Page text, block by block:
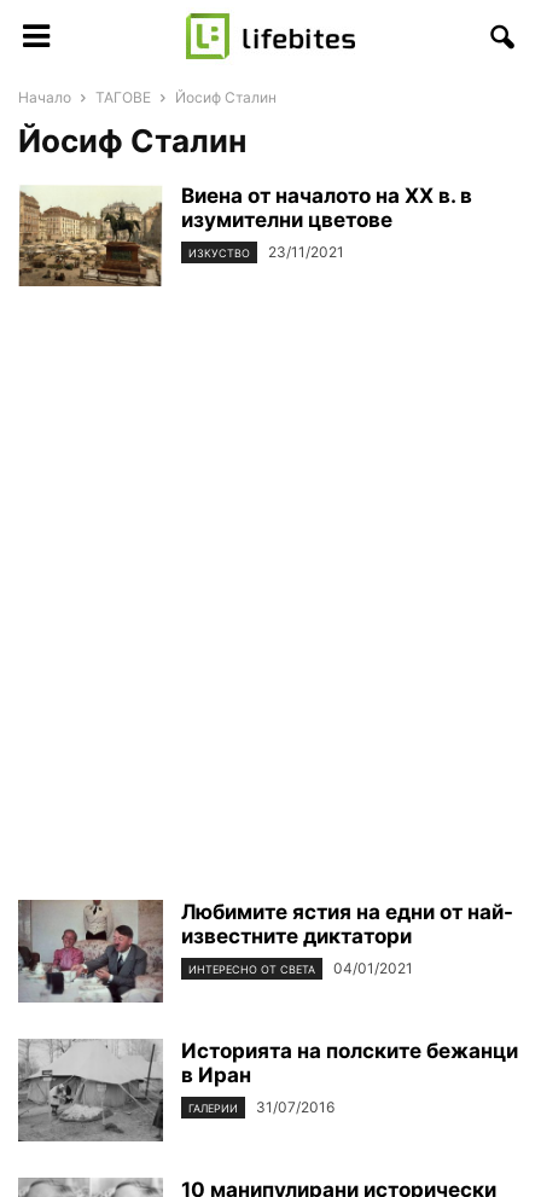
Начало ТАГОВЕ Йосиф Сталин
Йосиф Сталин
Виена от началото на XX в. в
изумителни цветове
ИЗКУСТВО 23/11/2021
Любимите ястия на едни от най-
известните диктатори
ИНТЕРЕСНО ОТ СВЕТА 04/01/2021
Историята на полските бежанци
в Иран
ГАЛЕРИИ 31/07/2016
10 манипулирани исторически